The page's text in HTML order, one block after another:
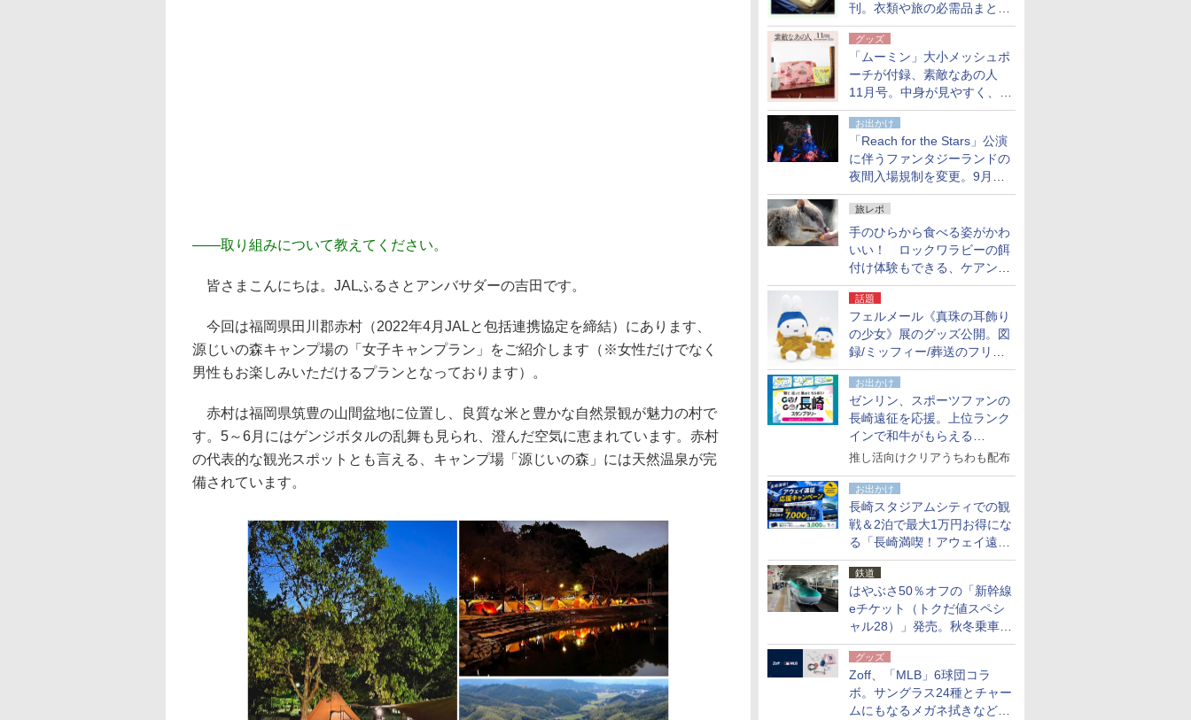
刊。衣類や旅の必需品まとま
る大小2個セット
グッズ
「ムーミン」大小メッシュポ
ーチが付録、素敵なあの人
11月号。中身が見やすく、温
泉スパにも使える
お出かけ
「Reach for the Stars」公演
に伴うファンタジーランドの
夜間入場規制を変更。9月か
ら18時50分～20時ごろに
旅レポ
手のひらから食べる姿がかわ
いい！ ロックワラビーの餌
付け体験もできる、ケアンズ
でアサートン高原の日本語ガ
イド付きツアーに参加してみ
た
話題
フェルメール《真珠の耳飾り
の少女》展のグッズ公開。図
録/ミッフィー/葬送のフリー
レンほか、注目ブランドコラ
ボが実現
お出かけ
ゼンリン、スポーツファンの
長崎遠征を応援。上位ランク
インで和牛がもらえる
「GO！GO！長崎スタンプラ
推し活向けクリアうちわも配布
お出かけ
長崎スタジアムシティでの観
戦＆2泊で最大1万円お得にな
る「長崎満喫！アウェイ遠征
応援キャンペーン」
鉄道
はやぶさ50％オフの「新幹線
eチケット（トクだ値スペシ
ャル28）」発売。秋冬乗車
分、えきねっと限定
グッズ
Zoff、「MLB」6球団コラ
ボ。サングラス24種とチャー
ムにもなるメガネ拭きなど雑
――取り組みについて教えてください。
皆さまこんにちは。JALふるさとアンバサダーの吉田です。
今回は福岡県田川郡赤村（2022年4月JALと包括連携協定を締結）にあります、
源じいの森キャンプ場の「女子キャンプラン」をご紹介します（※女性だけでなく
男性もお楽しみいただけるプランとなっております）。
赤村は福岡県筑豊の山間盆地に位置し、良質な米と豊かな自然景観が魅力の村で
す。5～6月にはゲンジボタルの乱舞も見られ、澄んだ空気に恵まれています。赤村
の代表的な観光スポットとも言える、キャンプ場「源じいの森」には天然温泉が完
備されています。